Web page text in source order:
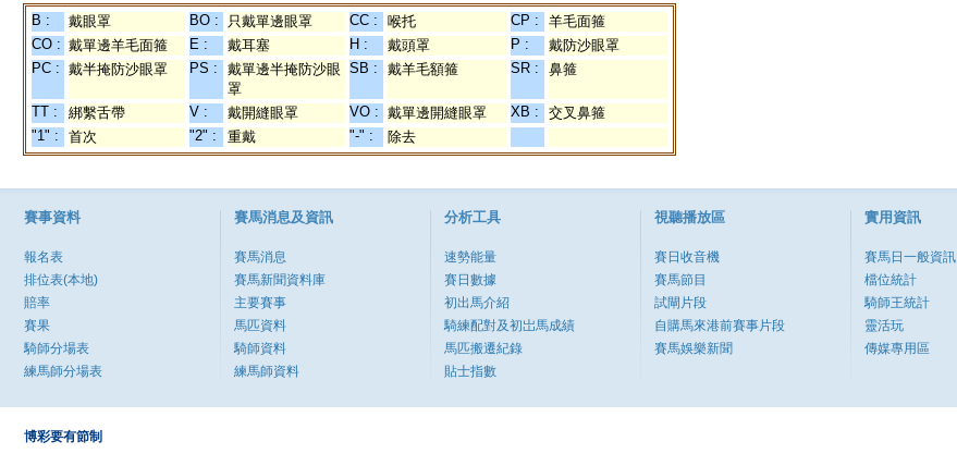
B : 戴眼罩 BO : 只戴單邊眼罩 CC : 喉托 CP :
羊毛面箍
CO : 戴單邊羊毛面箍 E : 戴耳塞 H : 戴頭罩 P :
戴防沙眼罩
PC : 戴半掩防沙眼罩 PS :
戴單邊半掩防沙眼
罩
SB : 戴羊毛額箍 SR : 鼻箍
TT : 綁繫舌帶 V : 戴開縫眼罩 VO : 戴單邊開縫眼罩 XB :
交叉鼻箍
"1" :
首次 "2" : 重戴 "-" : 除去
賽事資料
報名表
排位表(本地)
賠率
賽果
騎師分場表
練馬師分場表
賽馬消息及資訊
賽馬消息
賽馬新聞資料庫
主要賽事
馬匹資料
騎師資料
練馬師資料
分析工具
速勢能量
賽日數據
初出馬介紹
騎練配對及初岀馬成績
馬匹搬遷紀錄
貼士指數
視聽播放區
賽日收音機
賽馬節目
試閘片段
自購馬來港前賽事片段
賽馬娛樂新聞
實用資訊
賽馬日一般資訊
檔位統計
騎師王統計
靈活玩
傳媒專用區
博彩要有節制